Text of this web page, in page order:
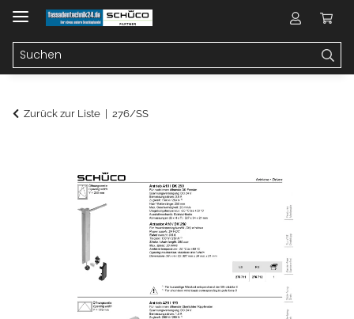
Zurück zur Liste 276/SS